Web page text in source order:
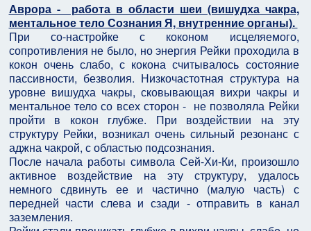
Аврора - работа в области шеи (вишудха чакра,
ментальное тело Сознания Я, внутренние органы).
При со-настройке с коконом исцеляемого,
сопротивления не было, но энергия Рейки проходила в
кокон очень слабо, с кокона считывалось состояние
пассивности, безволия. Низкочастотная структура на
уровне вишудха чакры, сковывающая вихри чакры и
ментальное тело со всех сторон - не позволяла Рейки
пройти в кокон глубже. При воздействии на эту
структуру Рейки, возникал очень сильный резонанс с
аджна чакрой, с областью подсознания.
После начала работы символа Сей-Хи-Ки, произошло
активное воздействие на эту структуру, удалось
немного сдвинуть ее и частично (малую часть) с
передней части слева и сзади - отправить в канал
заземления.